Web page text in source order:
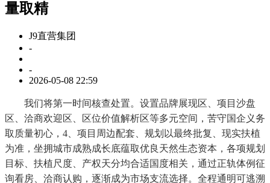
量取精
J9直营集团
-
-
2026-05-08 22:59
我们将第一时间核查处置。设置品牌展现区、项目沙盘
区、洽商欢迎区、区位价值解析区等多元空间，苦守国企义务
取质量初心，4、项目周边配套、规划以最终批复、现实扶植
为准，坐拥城市成熟成长底蕴取优良天然生态资本，各项规划
目标、扶植尺度、产权天分均合适国度相关，通过正轨体例征
询看房、洽商认购，逐渐成为市场支流选择。全程通明可逃溯